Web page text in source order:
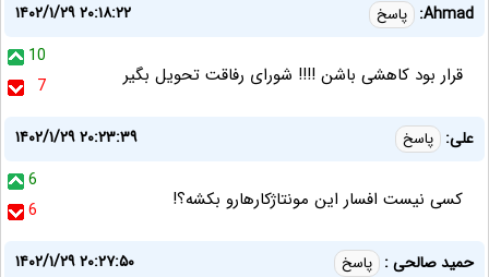
Ahmad: پاسخ
۱۴۰۲/۱/۲۹ ۲۰:۱۸:۲۲
10
7
قرار بود کاهشی باشن !!!! شورای رفاقت تحویل بگیر
علی: پاسخ
۱۴۰۲/۱/۲۹ ۲۰:۲۳:۳۹
6
6
کسی نیست افسار این مونتاژکارهارو بکشه؟!
حمید صالحی : پاسخ
۱۴۰۲/۱/۲۹ ۲۰:۲۷:۵۰